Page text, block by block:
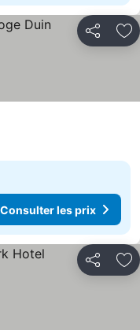
Partager
Consulter les prix
Partager